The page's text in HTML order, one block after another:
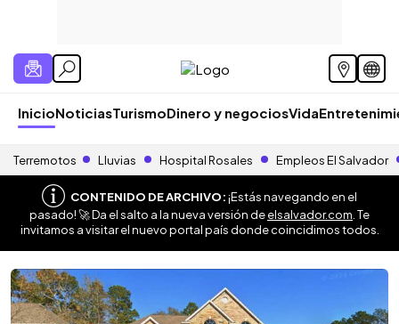
InicioNoticiasTurismoDinero y negociosVida
Terremotos Lluvias Hospital Rosales Empleos El Salvador
CONTENIDO DE ARCHIVO:¡Estás navegando en el
pasado! 🚀 Da el salto a la nueva versión deelsalvador.com . Te
invitamos a visitar el nuevo portal país donde coincidimos todos.